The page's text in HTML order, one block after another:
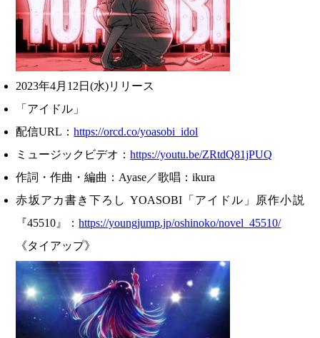
2023年4月12日(水)リリース
「アイドル」
配信URL：https://orcd.co/yoasobi_idol
ミュージックビデオ：https://youtu.be/ZRtdQ81jPUQ
作詞・作曲・編曲：Ayase／歌唱：ikura
赤坂アカ書き下ろし YOASOBI「アイドル」原作小説
『45510』：https://youngjump.jp/oshinoko/novel_45510/
《タイアップ》